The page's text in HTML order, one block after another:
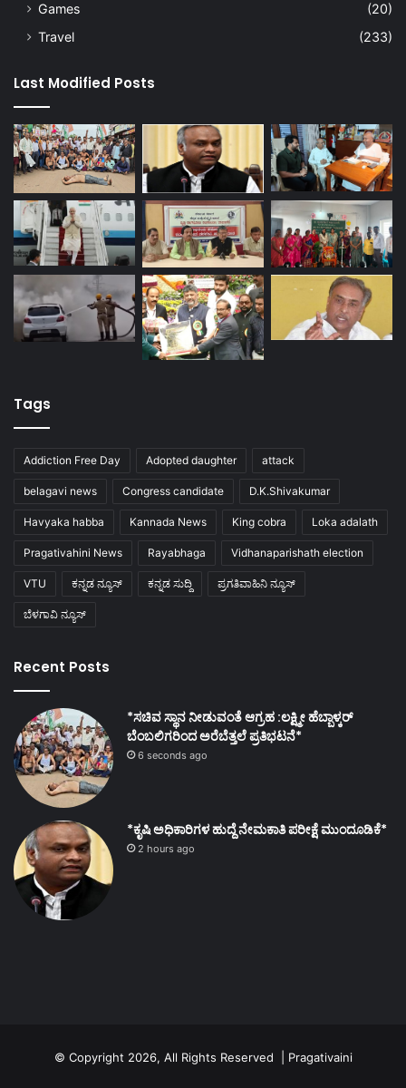
Games
(20)
Travel
(233)
Last Modified Posts
Tags
Addiction Free Day Adopted daughter attack
belagavi news Congress candidate D.K.Shivakumar
Havyaka habba Kannada News King cobra Loka adalath
Pragativahini News Rayabhaga Vidhanaparishath election
VTU ಕನ್ನಡ ನ್ಯೂಸ್ ಕನ್ನಡ ಸುದ್ದಿ ಪ್ರಗತಿವಾಹಿನಿ ನ್ಯೂಸ್
ಬೆಳಗಾವಿ ನ್ಯೂಸ್
Recent Posts
*ಸಚಿವ ಸ್ಥಾನ ನೀಡುವಂತೆ ಆಗ್ರಹ :ಲಕ್ಷ್ಮೀ ಹೆಬ್ಬಾಳ್ಕರ್
ಬೆಂಬಲಿಗರಿಂದ ಅರೆಬೆತ್ತಲೆ ಪ್ರತಿಭಟನೆ*
6 seconds ago
*ಕೃಷಿ ಅಧಿಕಾರಿಗಳ ಹುದ್ದೆ ನೇಮಕಾತಿ ಪರೀಕ್ಷೆ ಮುಂದೂಡಿಕೆ*
2 hours ago
© Copyright 2026, All Rights Reserved | Pragativaini